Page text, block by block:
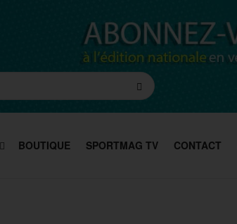
BOUTIQUE SPORTMAG TV CONTACT